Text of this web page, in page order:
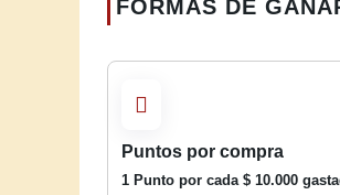
FORMAS DE
Puntos por compra
1 Punto por cada $ 10.000